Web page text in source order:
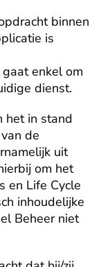
binnen
is
enkel om
dienst.
het in stand
de
uit
om het
en Life Cycle
inhoudelijke
Beheer niet